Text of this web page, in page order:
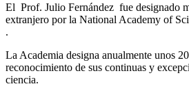
El Prof. Julio Fernández fue designado
extranjero por la National Academy of
.
La Academia designa anualmente unos
reconocimiento de sus continuas y
ciencia.